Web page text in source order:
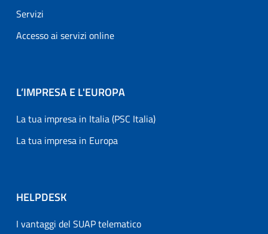
Servizi
Accesso ai servizi online
L’IMPRESA E L'EUROPA
La tua impresa in Italia (PSC Italia)
La tua impresa in Europa
HELPDESK
I vantaggi del SUAP telematico